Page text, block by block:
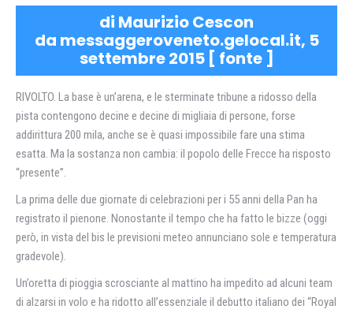
di Maurizio Cescon
da messaggeroveneto.gelocal.it, 5
settembre 2015 [ fonte]
RIVOLTO. La base è un’arena, e le sterminate tribune a ridosso della
pista contengono decine e decine di migliaia di persone, forse
addirittura 200 mila, anche se è quasi impossibile fare una stima
esatta. Ma la sostanza non cambia: il popolo delle Frecce ha risposto
“presente”.
La prima delle due giornate di celebrazioni per i 55 anni della Pan ha
registrato il pienone. Nonostante il tempo che ha fatto le bizze (oggi
però, in vista del bis le previsioni meteo annunciano sole e temperatura
gradevole).
Un’oretta di pioggia scrosciante al mattino ha impedito ad alcuni team
di alzarsi in volo e ha ridotto all’essenziale il debutto italiano dei “Royal